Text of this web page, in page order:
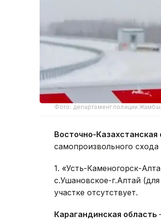
Фото: департамент полиции
Восточно-Казахстанская
самопроизвольного
1. «Усть-Каменогорск-
с.Ушановское-г.Алтай
участке отсутствует.
Карагандинская область